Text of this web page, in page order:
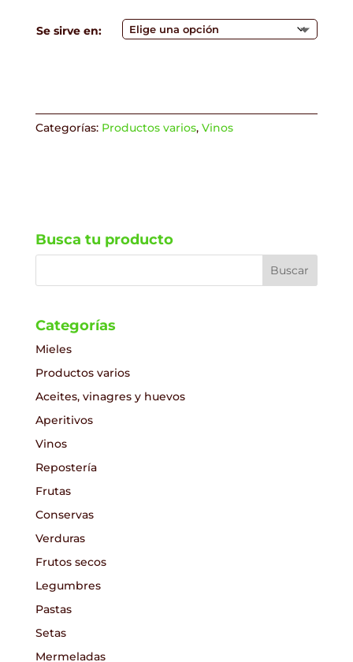
Se sirve en:
Categorías: Productos varios, Vinos
Busca tu producto
Categorías
Mieles
Productos varios
Aceites, vinagres y huevos
Aperitivos
Vinos
Repostería
Frutas
Conservas
Verduras
Frutos secos
Legumbres
Pastas
Setas
Mermeladas